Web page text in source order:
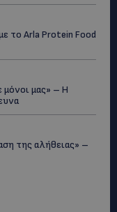
το Arla Protein Food
μόνοι μας» – Η
της αλήθειας» –